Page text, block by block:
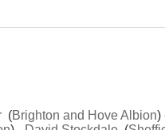
(Brighton and Hove Albion)